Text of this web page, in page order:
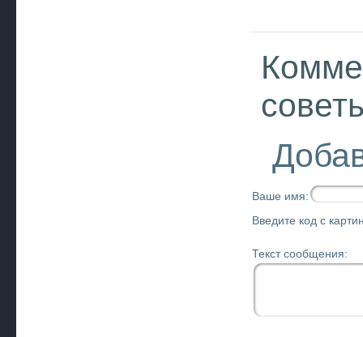
Ваше имя:
Введите код с
Текст сообщения: